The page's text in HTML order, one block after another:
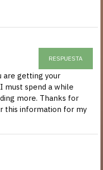
RESPUESTA
are getting your
must spend a while
more. Thanks for
this information for my